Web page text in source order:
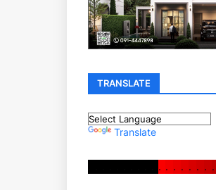
TRANSLATE
Translate
. . . . . . . .